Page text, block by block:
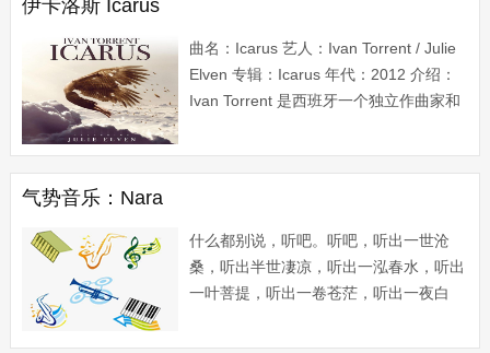
伊卡洛斯 Icarus
曲名：Icarus 艺人：Ivan Torrent / Julie
Elven 专辑：Icarus 年代：2012 介绍：
Ivan Torrent 是西班牙一个独立作曲家和
牙工作多年，作为一个设计师，也为...
气势音乐：Nara
什么都别说，听吧。听吧，听出一世沧
桑，听出半世凄凉，听出一泓春水，听出
一叶菩提，听出一卷苍茫，听出一夜白